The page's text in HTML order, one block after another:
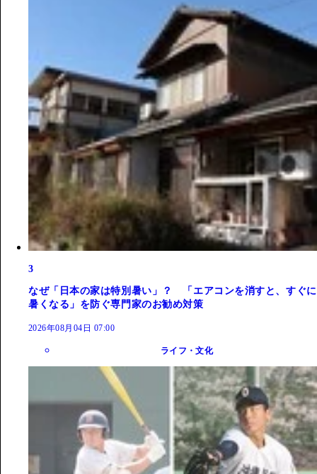
3
なぜ「日本の家は特別暑い」？ 「エアコンを消すと、すぐに
暑くなる」を防ぐ専門家のお勧め対策
2026年08月04日 07:00
ライフ・文化